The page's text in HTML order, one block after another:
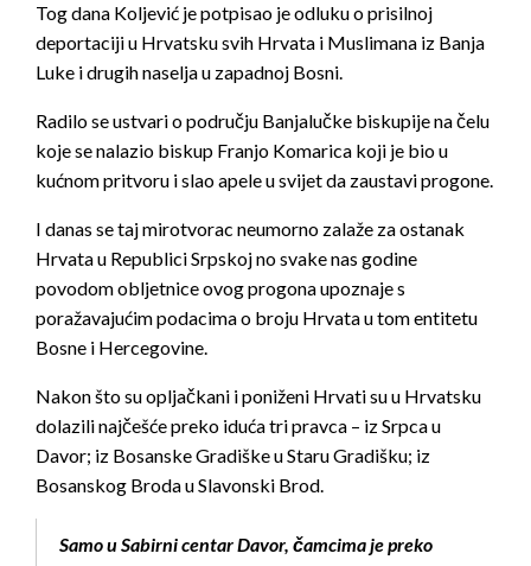
Tog dana Koljević je potpisao je odluku o prisilnoj
deportaciji u Hrvatsku svih Hrvata i Muslimana iz Banja
Luke i drugih naselja u zapadnoj Bosni.
Radilo se ustvari o području Banjalučke biskupije na čelu
koje se nalazio biskup Franjo Komarica koji je bio u
kućnom pritvoru i slao apele u svijet da zaustavi progone.
I danas se taj mirotvorac neumorno zalaže za ostanak
Hrvata u Republici Srpskoj no svake nas godine
povodom obljetnice ovog progona upoznaje s
poražavajućim podacima o broju Hrvata u tom entitetu
Bosne i Hercegovine.
Nakon što su opljačkani i poniženi Hrvati su u Hrvatsku
dolazili najčešće preko iduća tri pravca – iz Srpca u
Davor; iz Bosanske Gradiške u Staru Gradišku; iz
Bosanskog Broda u Slavonski Brod.
Samo u Sabirni centar Davor, čamcima je preko